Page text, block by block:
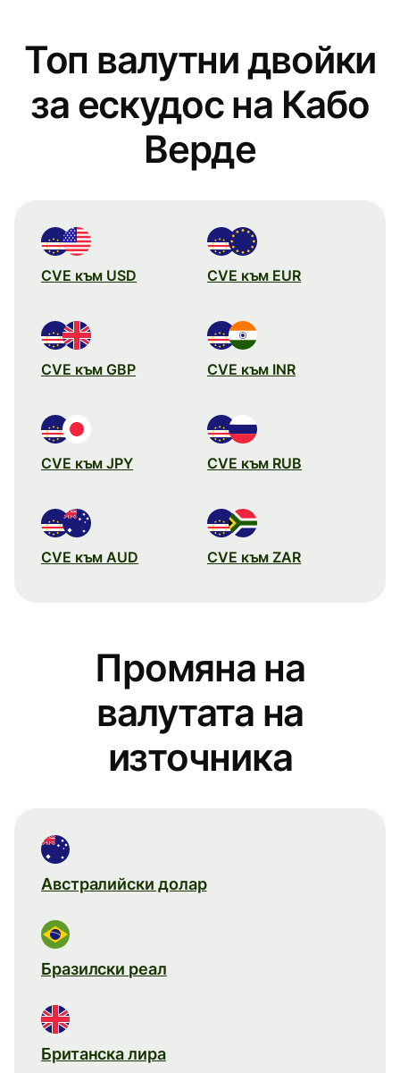
Топ валутни двойки
за ескудос на Кабо
Верде
CVE към USD CVE към EUR
CVE към GBP CVE към INR
CVE към JPY CVE към RUB
CVE към AUD CVE към ZAR
Промяна на
валутата на
източника
Австралийски долар
Бразилски реал
Британска лира